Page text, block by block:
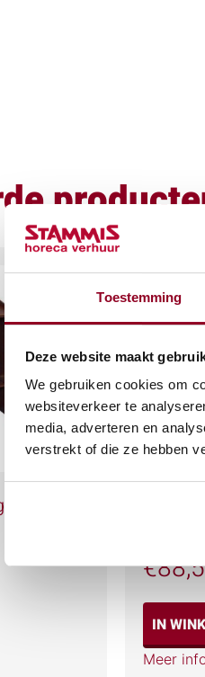
Toestemming
Deze website maakt
We gebruiken cookies om
websiteverkeer te
media, adverteren en
verstrekt of die ze hebben
€
IN
Meer